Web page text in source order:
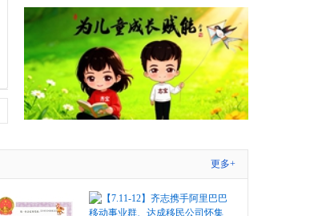
更多+